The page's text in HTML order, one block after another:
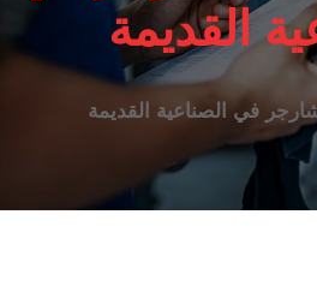
القديمة
في الصناعية القديمة